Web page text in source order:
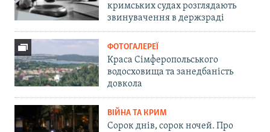
кримських судах розглядають
звинувачення в держзраді
ФОТОГАЛЕРЕЇ
Краса Сімферопольського
водосховища та занедбаність
довкола
ВІЙНА ТА КРИМ
Сорок днів, сорок ночей. Про